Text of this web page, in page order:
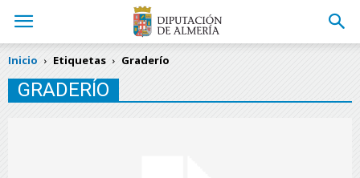
Inicio Etiquetas Graderío
GRADERÍO